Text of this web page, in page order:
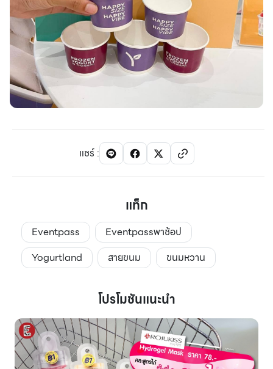
แชร์:
แท็ก
Eventpass
Eventpassพาช้อป
Yogurtland
สายขนม ขนมหวาน
โปรโมชันแนะนำ